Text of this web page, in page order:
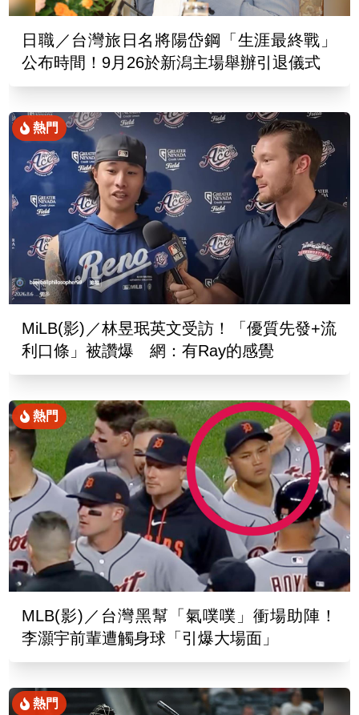
日職／台灣旅日名將陽岱鋼「生涯最終戰」
公布時間！9月26於新潟主場舉辦引退儀式
熱門
MiLB(影)／林昱珉英文受訪！「優質先發+流
利口條」被讚爆 網：有Ray的感覺
熱門
MLB(影)／台灣黑幫「氣噗噗」衝場助陣！
李灝宇前輩遭觸身球「引爆大場面」
熱門